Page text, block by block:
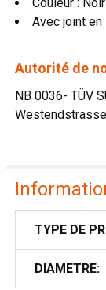
Couleur : Noir
Avec joint
Autorité de
NB 0036- TÜV
TYPE DE
DIAMETRE: